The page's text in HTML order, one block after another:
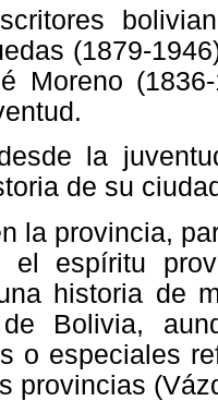
(1879-
Moreno
la
de su
la provincia,
el espíritu
historia de
Bolivia,
o especiales
provincias